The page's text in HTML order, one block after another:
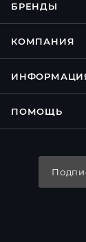
БРЕНДЫ
КОМПАНИЯ
ПОМОЩЬ